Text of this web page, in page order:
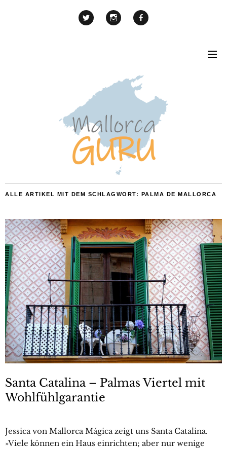
ALLE ARTIKEL MIT DEM SCHLAGWORT: PALMA DE MALLORCA
Santa Catalina – Palmas Viertel mit
Wohlfühlgarantie
Jessica von Mallorca Mágica zeigt uns Santa Catalina.
»Viele können ein Haus einrichten; aber nur wenige